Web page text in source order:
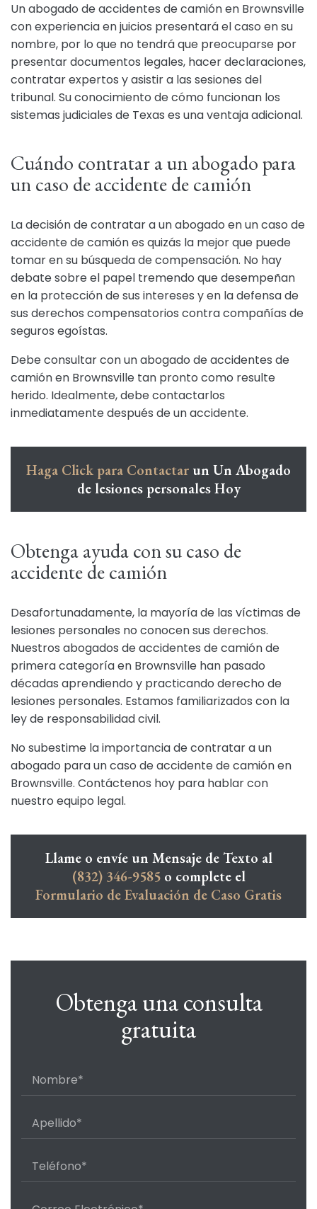
Un abogado de accidentes de camión en Brownsville
con experiencia en juicios presentará el caso en su
nombre, por lo que no tendrá que preocuparse por
presentar documentos legales, hacer declaraciones,
contratar expertos y asistir a las sesiones del
tribunal. Su conocimiento de cómo funcionan los
sistemas judiciales de Texas es una ventaja adicional.
Cuándo contratar a un abogado para
un caso de accidente de camión
La decisión de contratar a un abogado en un caso de
accidente de camión es quizás la mejor que puede
tomar en su búsqueda de compensación. No hay
debate sobre el papel tremendo que desempeñan
en la protección de sus intereses y en la defensa de
sus derechos compensatorios contra compañías de
seguros egoístas.
Debe consultar con un abogado de accidentes de
camión en Brownsville tan pronto como resulte
herido. Idealmente, debe contactarlos
inmediatamente después de un accidente.
Haga Click para Contactar un Un Abogado
de lesiones personales Hoy
Obtenga ayuda con su caso de
accidente de camión
Desafortunadamente, la mayoría de las víctimas de
lesiones personales no conocen sus derechos.
Nuestros abogados de accidentes de camión de
primera categoría en Brownsville han pasado
décadas aprendiendo y practicando derecho de
lesiones personales. Estamos familiarizados con la
ley de responsabilidad civil.
No subestime la importancia de contratar a un
abogado para un caso de accidente de camión en
Brownsville. Contáctenos hoy para hablar con
nuestro equipo legal.
Llame o envíe un Mensaje de Texto al
(832) 346-9585o complete el
Formulario de Evaluación de Caso Gratis
Obtenga una consulta
gratuita